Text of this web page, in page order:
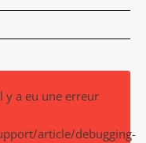
y a eu une erreur
article/debugging-